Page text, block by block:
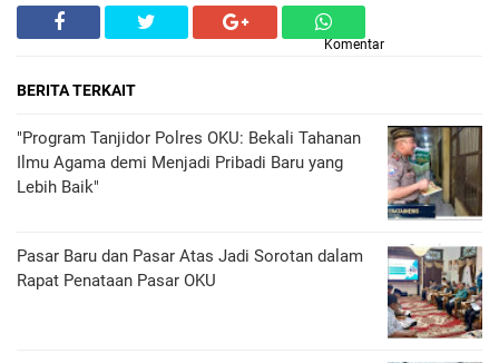
Komentar
BERITA TERKAIT
"Program Tanjidor Polres OKU: Bekali Tahanan
Ilmu Agama demi Menjadi Pribadi Baru yang
Lebih Baik"
Pasar Baru dan Pasar Atas Jadi Sorotan dalam
Rapat Penataan Pasar OKU